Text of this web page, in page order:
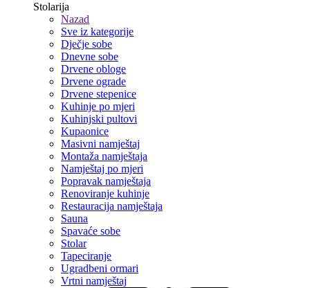
Stolarija
Nazad
Sve iz kategorije
Dječje sobe
Dnevne sobe
Drvene obloge
Drvene ograde
Drvene stepenice
Kuhinje po mjeri
Kuhinjski pultovi
Kupaonice
Masivni namještaj
Montaža namještaja
Namještaj po mjeri
Popravak namještaja
Renoviranje kuhinje
Restauracija namještaja
Sauna
Spavaće sobe
Stolar
Tapeciranje
Ugradbeni ormari
Vrtni namještaj